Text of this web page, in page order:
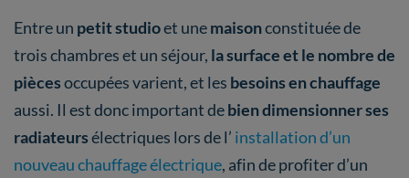
Entre un petit studioet unemaisonconstituée de
trois chambres et un séjour, la surface et le nombre de
piècesoccupées varient, et les besoins en chauffage
aussi. Il est donc important debien dimensionner ses
radiateursélectriques lors de l’ installation d’un
nouveau chauffage électrique, afin de profiter d’un